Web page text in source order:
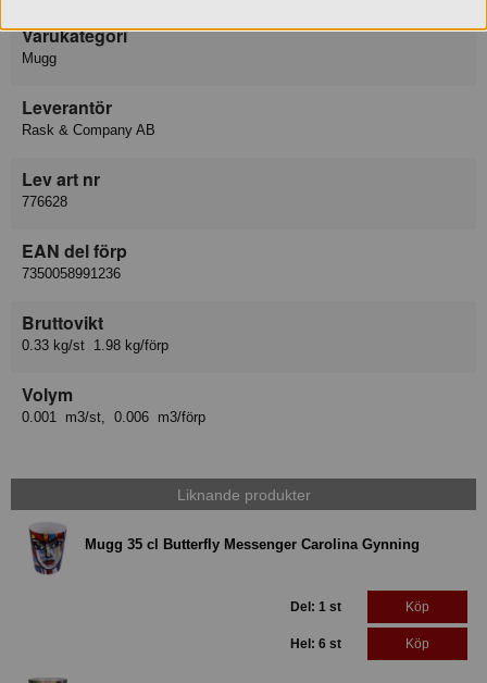
Varukategori
Mugg
Leverantör
Rask & Company AB
Lev art nr
776628
EAN del förp
7350058991236
Bruttovikt
0.33 kg/st 1.98 kg/förp
Volym
0.001 m3/st, 0.006 m3/förp
Liknande produkter
Mugg 35 cl Butterfly Messenger Carolina Gynning
Del: 1 st Köp
Hel: 6 st Köp